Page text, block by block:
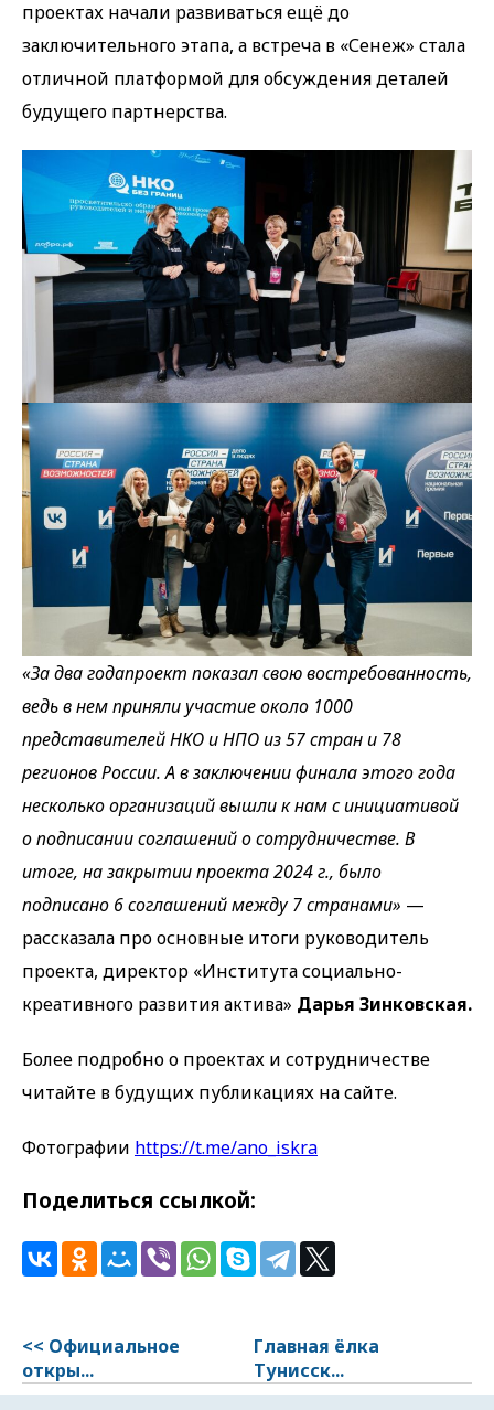
проектах начали развиваться ещё до
заключительного этапа, а встреча в «Сенеж» стала
отличной платформой для обсуждения деталей
будущего партнерства.
«За два годапроект показал свою востребованность,
ведь в нем приняли участие около 1000
представителей НКО и НПО из 57 стран и 78
регионов России. А в заключении финала этого года
несколько организаций вышли к нам с инициативой
о подписании соглашений о сотрудничестве. В
итоге, на закрытии проекта 2024 г., было
подписано 6 соглашений между 7 странами» —
рассказала про основные итоги руководитель
проекта, директор «Института социально-
креативного развития актива» Дарья Зинковская.
Более подробно о проектах и сотрудничестве
читайте в будущих публикациях на сайте.
Фотографии https://t.me/ano_iskra
Поделиться ссылкой:
<< Официальное
откры...
Главная ёлка
Тунисск...